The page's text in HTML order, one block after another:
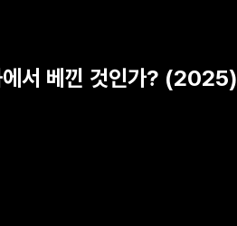
에서 베낀 것인가? (2025)